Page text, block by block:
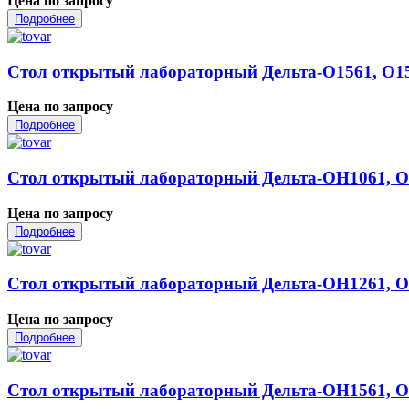
Подробнее
Стол открытый лабораторный Дельта-О1561,
Цена по запросу
Подробнее
Стол открытый лабораторный Дельта-ОН1061,
Цена по запросу
Подробнее
Стол открытый лабораторный Дельта-ОН1261,
Цена по запросу
Подробнее
Стол открытый лабораторный Дельта-ОН1561,